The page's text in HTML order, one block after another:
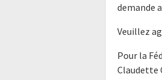
demande
Veuillez
Pour la
Claudette